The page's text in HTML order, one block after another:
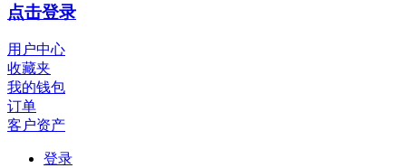
点击登录
用户中心
收藏夹
我的钱包
订单
客户资产
登录